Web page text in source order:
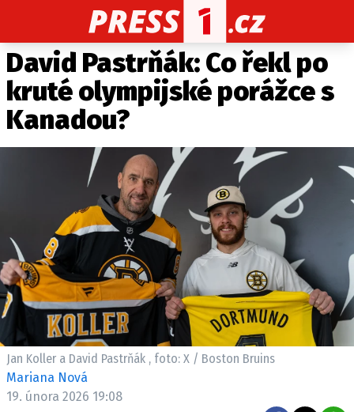
CELEBRITY NOVINKY SPORT POČASÍ
Máte příběh, fotku nebo video?
Pošlete e-mail na PRESS1.cz
O NÁS
O REDAKCI
KONTAKT
VYDAVATEL
David Pastrňák: Co řekl po
kruté olympijské porážce s
Kanadou?
Jan Koller a David Pastrňák , foto: X / Boston Bruins
Mariana Nová
19. února 2026 19:08